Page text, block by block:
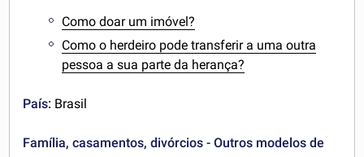
Como doar um imóvel?
Como o herdeiro pode transferir a uma outra
pessoa a sua parte da herança?
País: Brasil
Família, casamentos, divórcios - Outros modelos de